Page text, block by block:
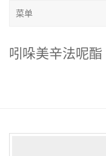
菜单
吲哚美辛法呢酯